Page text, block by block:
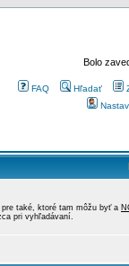
Bolo
FAQ Hľadať
pre také, ktoré tam môžu byť a
pri vyhľadávaní.